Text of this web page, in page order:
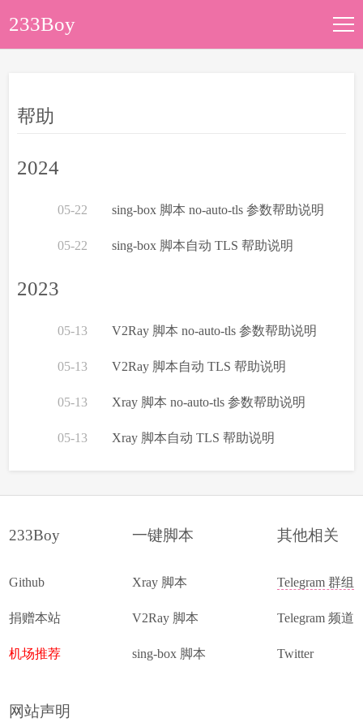
233Boy
关于本站
帮助
2024
05-22 sing-box 脚本 no-auto-tls 参数帮助说明
05-22 sing-box 脚本自动 TLS 帮助说明
2023
05-13 V2Ray 脚本 no-auto-tls 参数帮助说明
05-13 V2Ray 脚本自动 TLS 帮助说明
05-13 Xray 脚本 no-auto-tls 参数帮助说明
05-13 Xray 脚本自动 TLS 帮助说明
233Boy
Github
捐赠本站
机场推荐
一键脚本
Xray 脚本
V2Ray 脚本
sing-box 脚本
其他相关
Telegram 群组
Telegram 频道
Twitter
网站声明